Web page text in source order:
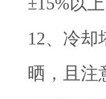
12、冷
晒，且注